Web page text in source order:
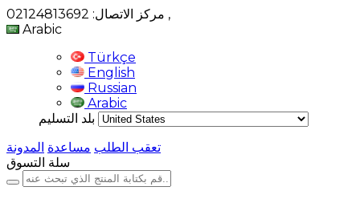
,
Arabic
Türkçe
English
Russian
Arabic
بلد التسليم
تعقب الطلب مساعدة المدونة
سلة التسوق